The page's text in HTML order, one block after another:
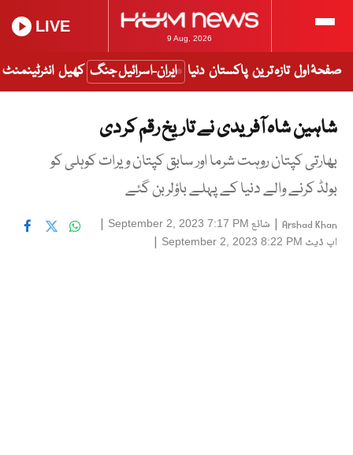
9 Aug, 2026
LIVE
صفحۂ اول تازہ ترین پاکستان دنیا ایران-اسرائیل جنگ کھیل انٹرٹینمنٹ
شاہین شاہ آفریدی نے تاریخ رقم کر دی
بھارتی کپتان روہت شرما اور سابق کپتان ویرات کوہلی کو
بولڈ کرنے والے دنیا کے پہلے باؤلربن گئے
Arshad Khan
| شائع September 2, 2023 7:17 PM
|
اپ ڈیٹ September 2, 2023 8:22 PM
|